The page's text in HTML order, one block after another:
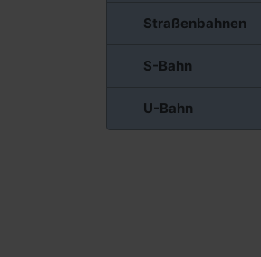
Straßenbahnen
S-Bahn
U-Bahn